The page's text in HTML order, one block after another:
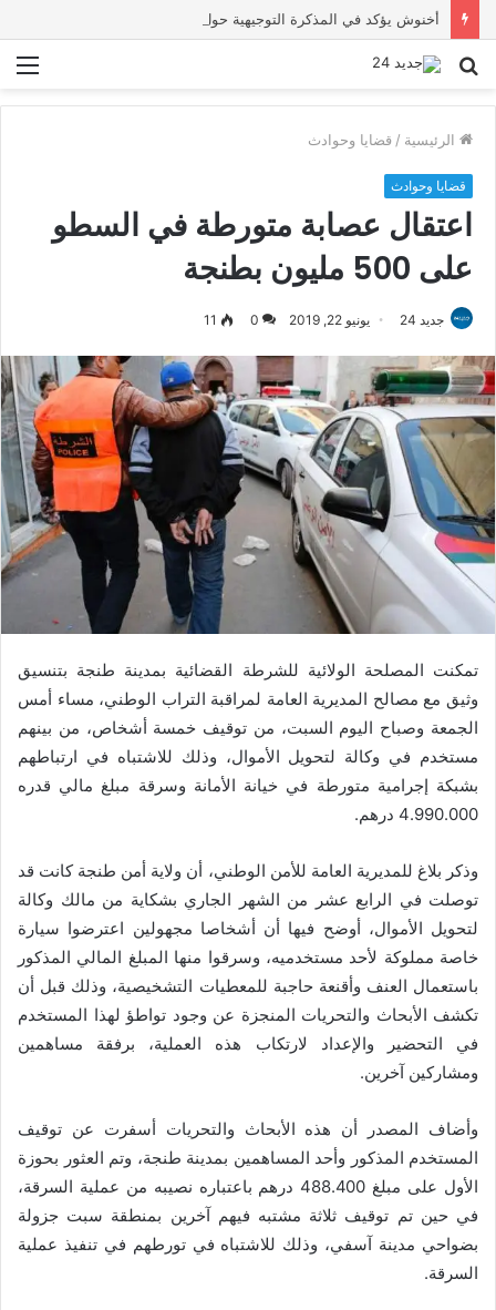
بحث
الرئيسية / قضايا وحوادث
قضايا وحوادث
اعتقال عصابة متورطة في السطو
على 500 مليون بطنجة
جديد 24 يونيو 22, 2019 0
11
تمكنت المصلحة الولائية للشرطة القضائية بمدينة طنجة بتنسيق
وثيق مع مصالح المديرية العامة لمراقبة التراب الوطني، مساء أمس
الجمعة وصباح اليوم السبت، من توقيف خمسة أشخاص، من بينهم
مستخدم في وكالة لتحويل الأموال، وذلك للاشتباه في ارتباطهم
بشبكة إجرامية متورطة في خيانة الأمانة وسرقة مبلغ مالي قدره
4.990.000 درهم.
وذكر بلاغ للمديرية العامة للأمن الوطني، أن ولاية أمن طنجة كانت قد
توصلت في الرابع عشر من الشهر الجاري بشكاية من مالك وكالة
لتحويل الأموال، أوضح فيها أن أشخاصا مجهولين اعترضوا سيارة
خاصة مملوكة لأحد مستخدميه، وسرقوا منها المبلغ المالي المذكور
باستعمال العنف وأقنعة حاجبة للمعطيات التشخيصية، وذلك قبل أن
تكشف الأبحاث والتحريات المنجزة عن وجود تواطؤ لهذا المستخدم
في التحضير والإعداد لارتكاب هذه العملية، برفقة مساهمين
ومشاركين آخرين.
وأضاف المصدر أن هذه الأبحاث والتحريات أسفرت عن توقيف
المستخدم المذكور وأحد المساهمين بمدينة طنجة، وتم العثور بحوزة
الأول على مبلغ 488.400 درهم باعتباره نصيبه من عملية السرقة،
في حين تم توقيف ثلاثة مشتبه فيهم آخرين بمنطقة سبت جزولة
بضواحي مدينة آسفي، وذلك للاشتباه في تورطهم في تنفيذ عملية
السرقة.